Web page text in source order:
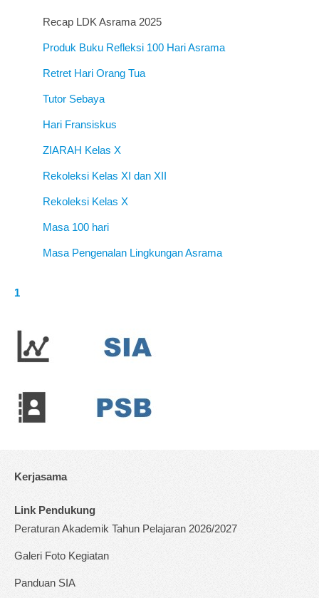
Recap LDK Asrama 2025
Produk Buku Refleksi 100 Hari Asrama
Retret Hari Orang Tua
Tutor Sebaya
Hari Fransiskus
ZIARAH Kelas X
Rekoleksi Kelas XI dan XII
Rekoleksi Kelas X
Masa 100 hari
Masa Pengenalan Lingkungan Asrama
1
Kerjasama
Link Pendukung
Peraturan Akademik Tahun Pelajaran 2026/2027
Galeri Foto Kegiatan
Panduan SIA